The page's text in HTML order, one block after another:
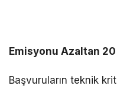
Emisyonu Azaltan
Başvuruların teknik